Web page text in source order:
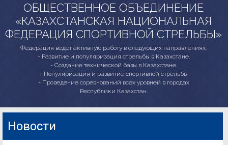
ОБЩЕСТВЕННОЕ ОБЪЕДИНЕНИЕ
«КАЗАХСТАНСКАЯ НАЦИОНАЛЬНАЯ
ФЕДЕРАЦИЯ СПОРТИВНОЙ СТРЕЛЬБЫ»
Федерация ведет активную работу в следующих направлениях:
- Развитие и популяризация стрельбы в Казахстане.
- Создание технической базы в Казахстане.
- Популяризация и развитие спортивной стрельбы
- Проведение соревнований всех уровней в городах
Республики Казахстан.
Новости